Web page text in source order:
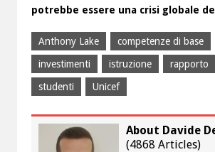
potrebbe essere una crisi globale
Anthony Lake competenze di base
investimenti
istruzione rapporto
studenti
Unicef
About Davide
(4868 Articles)